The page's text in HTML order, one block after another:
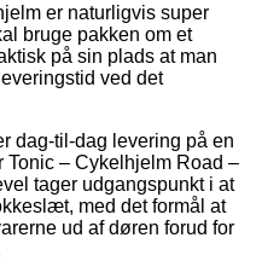
er naturligvis super
bruge pakken om et
på sin plads at man
ved det
dag-til-dag levering på en
– Cykelhjelm Road –
tager udgangspunkt i at
med det formål at
ud af døren forud for